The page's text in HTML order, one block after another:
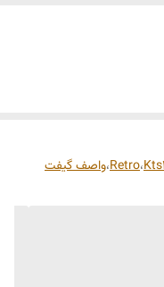
،Retro،واصف گیفت